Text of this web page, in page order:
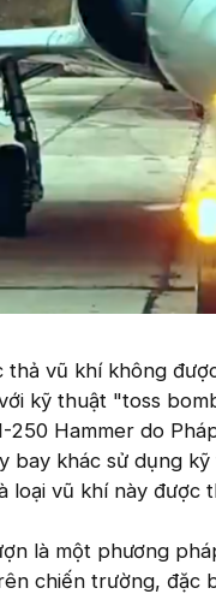
thả vũ khí không
kỹ thuật "toss
250 Hammer do
bay khác sử dụng
loại vũ khí này được
là một phương
chiến trường,